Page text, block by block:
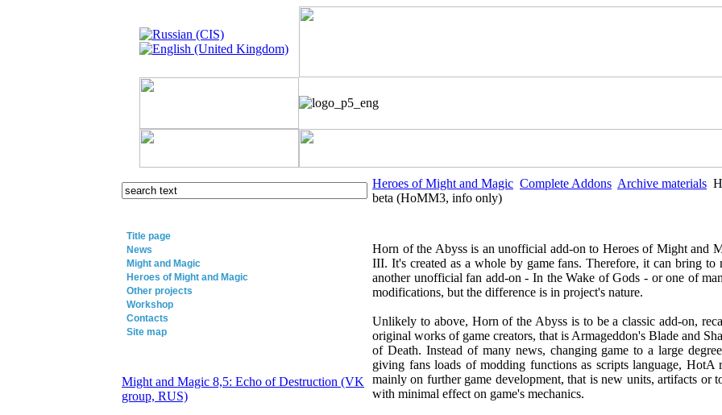
Title page
News
Might and Magic
Heroes of Might and Magic
Other projects
Workshop
Contacts
Site map
Might and Magic 8,5: Echo of Destruction (VK
group, RUS)
Heroes of Might and Magic Complete Addons Archive materials
beta (HoMM3, info only)
Horn of the Abyss is an unofficial add-on to Heroes of Might and
III. It's created as a whole by game fans. Therefore, it can bring to
another unofficial fan add-on - In the Wake of Gods - or one of
modifications, but the difference is in project's nature.
Unlikely to above, Horn of the Abyss is to be a classic add-on,
original works of game creators, that is Armageddon's Blade and
of Death. Instead of many news, changing game to a large
giving fans loads of modding functions as scripts language, HotA
mainly on further game development, that is new units, artifacts or
with minimal effect on game's mechanics.